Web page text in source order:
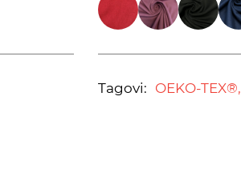
Tagovi: OEKO-TEX®,